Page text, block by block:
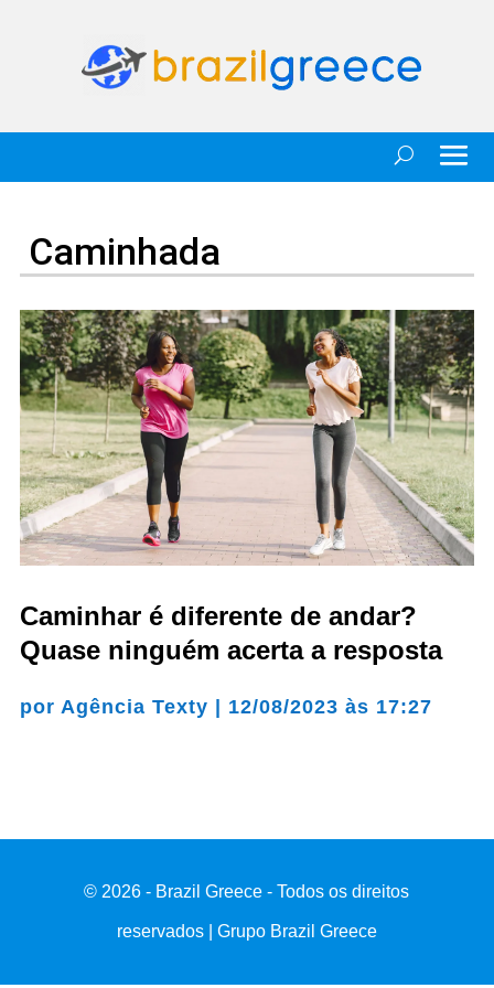
Caminhada
Caminhar é diferente de andar?
Quase ninguém acerta a resposta
por Agência Texty | 12/08/2023 às 17:27
© 2026 - Brazil Greece - Todos os direitos
reservados | Grupo Brazil Greece